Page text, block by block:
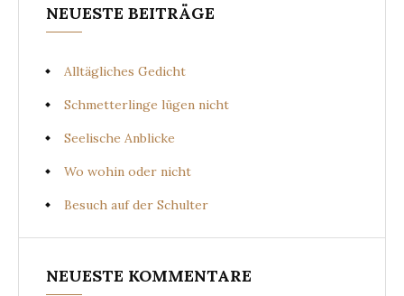
NEUESTE BEITRÄGE
Alltägliches Gedicht
Schmetterlinge lügen nicht
Seelische Anblicke
Wo wohin oder nicht
Besuch auf der Schulter
NEUESTE KOMMENTARE